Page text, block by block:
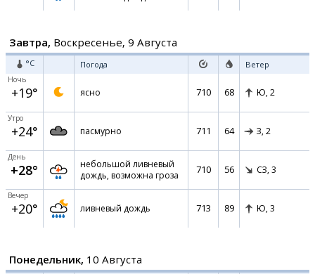
Завтра, Воскресенье, 9 Августа
°C Погода Ветер
Ночь
+19° ясно 710 68 Ю, 2
Утро
+24° пасмурно 711 64 З, 2
День
+28°
небольшой ливневый
дождь, возможна гроза
710 56 СЗ, 3
Вечер
+20° ливневый дождь 713 89 Ю, 3
Понедельник, 10 Августа